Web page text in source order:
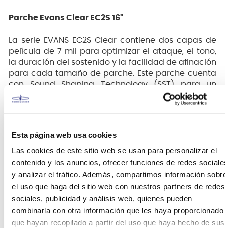
Esta página web usa cookies
Las cookies de este sitio web se usan para personalizar el
contenido y los anuncios, ofrecer funciones de redes
y analizar el tráfico. Además, compartimos información
el uso que haga del sitio web con nuestros partners de redes
sociales, publicidad y análisis web, quienes pueden
combinarla con otra información que les haya proporcionado
que hayan recopilado a partir del uso que haya hecho de sus
Parche Evans Clear EC2S 16"
La serie EVANS EC2S Clear contiene dos capas de
película de 7 mil para optimizar el ataque, el tono,
la duración del sostenido y la facilidad de afinación
para cada tamaño de parche. Este parche cuenta
con Sound Shaping Technology (SST) para un
sonido bien equilibrado, incorporada con la
tecnología EVANS Level 360 para facilitar la
Fabricado con dos capas de película de 7 mil,
que ofrecen consistencia y durabilidad para
un tiempo de reproducción más prolongado.
La exclusiva tecnología Sound Shaping (SST)
proporciona la cantidad ideal de
amortiguación adaptada a cada parche de
tamaño individual.